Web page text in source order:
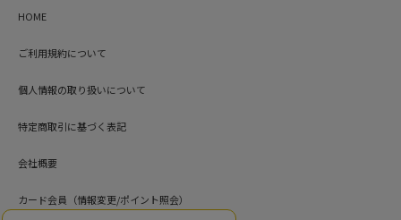
HOME
ご利用規約について
個人情報の取り扱いについて
特定商取引に基づく表記
会社概要
カード会員（情報変更/ポイント照会）